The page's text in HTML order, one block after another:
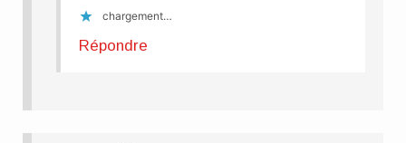
chargement…
Répondre